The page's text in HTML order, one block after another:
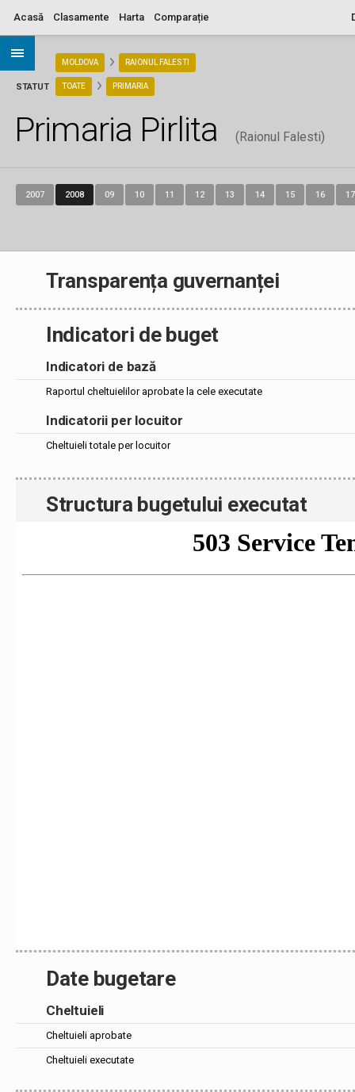
Acasă Clasamente Harta Comparație
STATUT
MOLDOVA RAIONUL FALESTI
TOATE PRIMARIA
Primaria Pirlita (Raionul Falesti)
2007 2008 09 10 11 12 13 14 15 16 17
Transparența guvernanței
Indicatori de buget
Indicatori de bază
Raportul cheltuielilor aprobate la cele executate
Indicatorii per locuitor
Cheltuieli totale per locuitor
Structura bugetului executat
Date bugetare
Cheltuieli
Cheltuieli aprobate
Cheltuieli executate